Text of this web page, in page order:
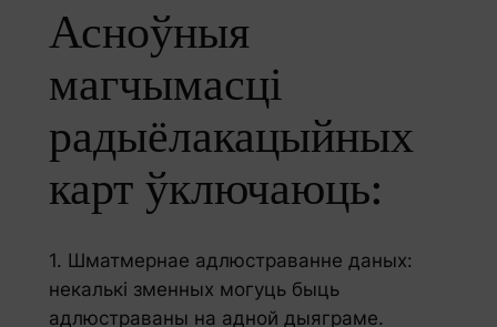
Асноўныя
магчымасці
радыёлакацыйных
карт ўключаюць:
1. Шматмернае адлюстраванне даных:
некалькі зменных могуць быць
адлюстраваны на адной дыяграме.